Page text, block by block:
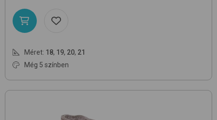
Méret: 18, 19, 20, 21
Még 5 színben